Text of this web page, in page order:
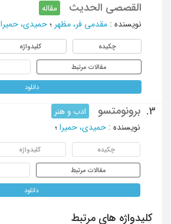
القصصی الحدیث
مقاله
نویسنده : مقدمی فر، مظهر ؛ حمیدی، حمیرا
چکیده کلیدواژه
مقالات مرتبط
دانلود
3. برونومتسو
ادب و هنر
نویسنده : حمیدی، حمیرا ؛
چکیده کلیدواژه
مقالات مرتبط
دانلود
کلیدواژه های مرتبط